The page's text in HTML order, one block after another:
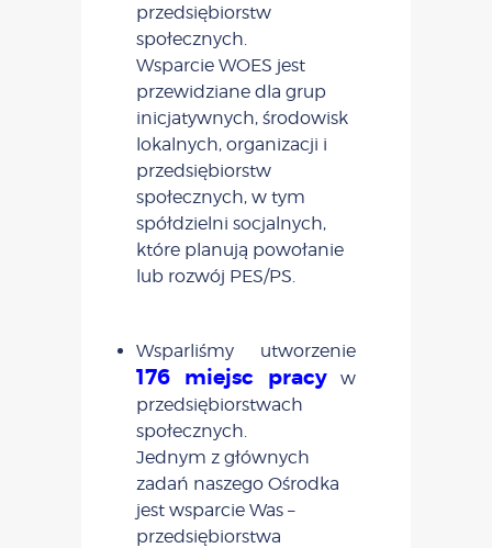
przedsiębiorstw
społecznych.
Wsparcie WOES jest
przewidziane dla grup
inicjatywnych, środowisk
lokalnych, organizacji i
przedsiębiorstw
społecznych, w tym
spółdzielni socjalnych,
które planują powołanie
lub rozwój PES/PS.
Wsparliśmy utworzenie
176 miejsc pracy w
przedsiębiorstwach
społecznych.
Jednym z głównych
zadań naszego Ośrodka
jest wsparcie Was –
przedsiębiorstwa